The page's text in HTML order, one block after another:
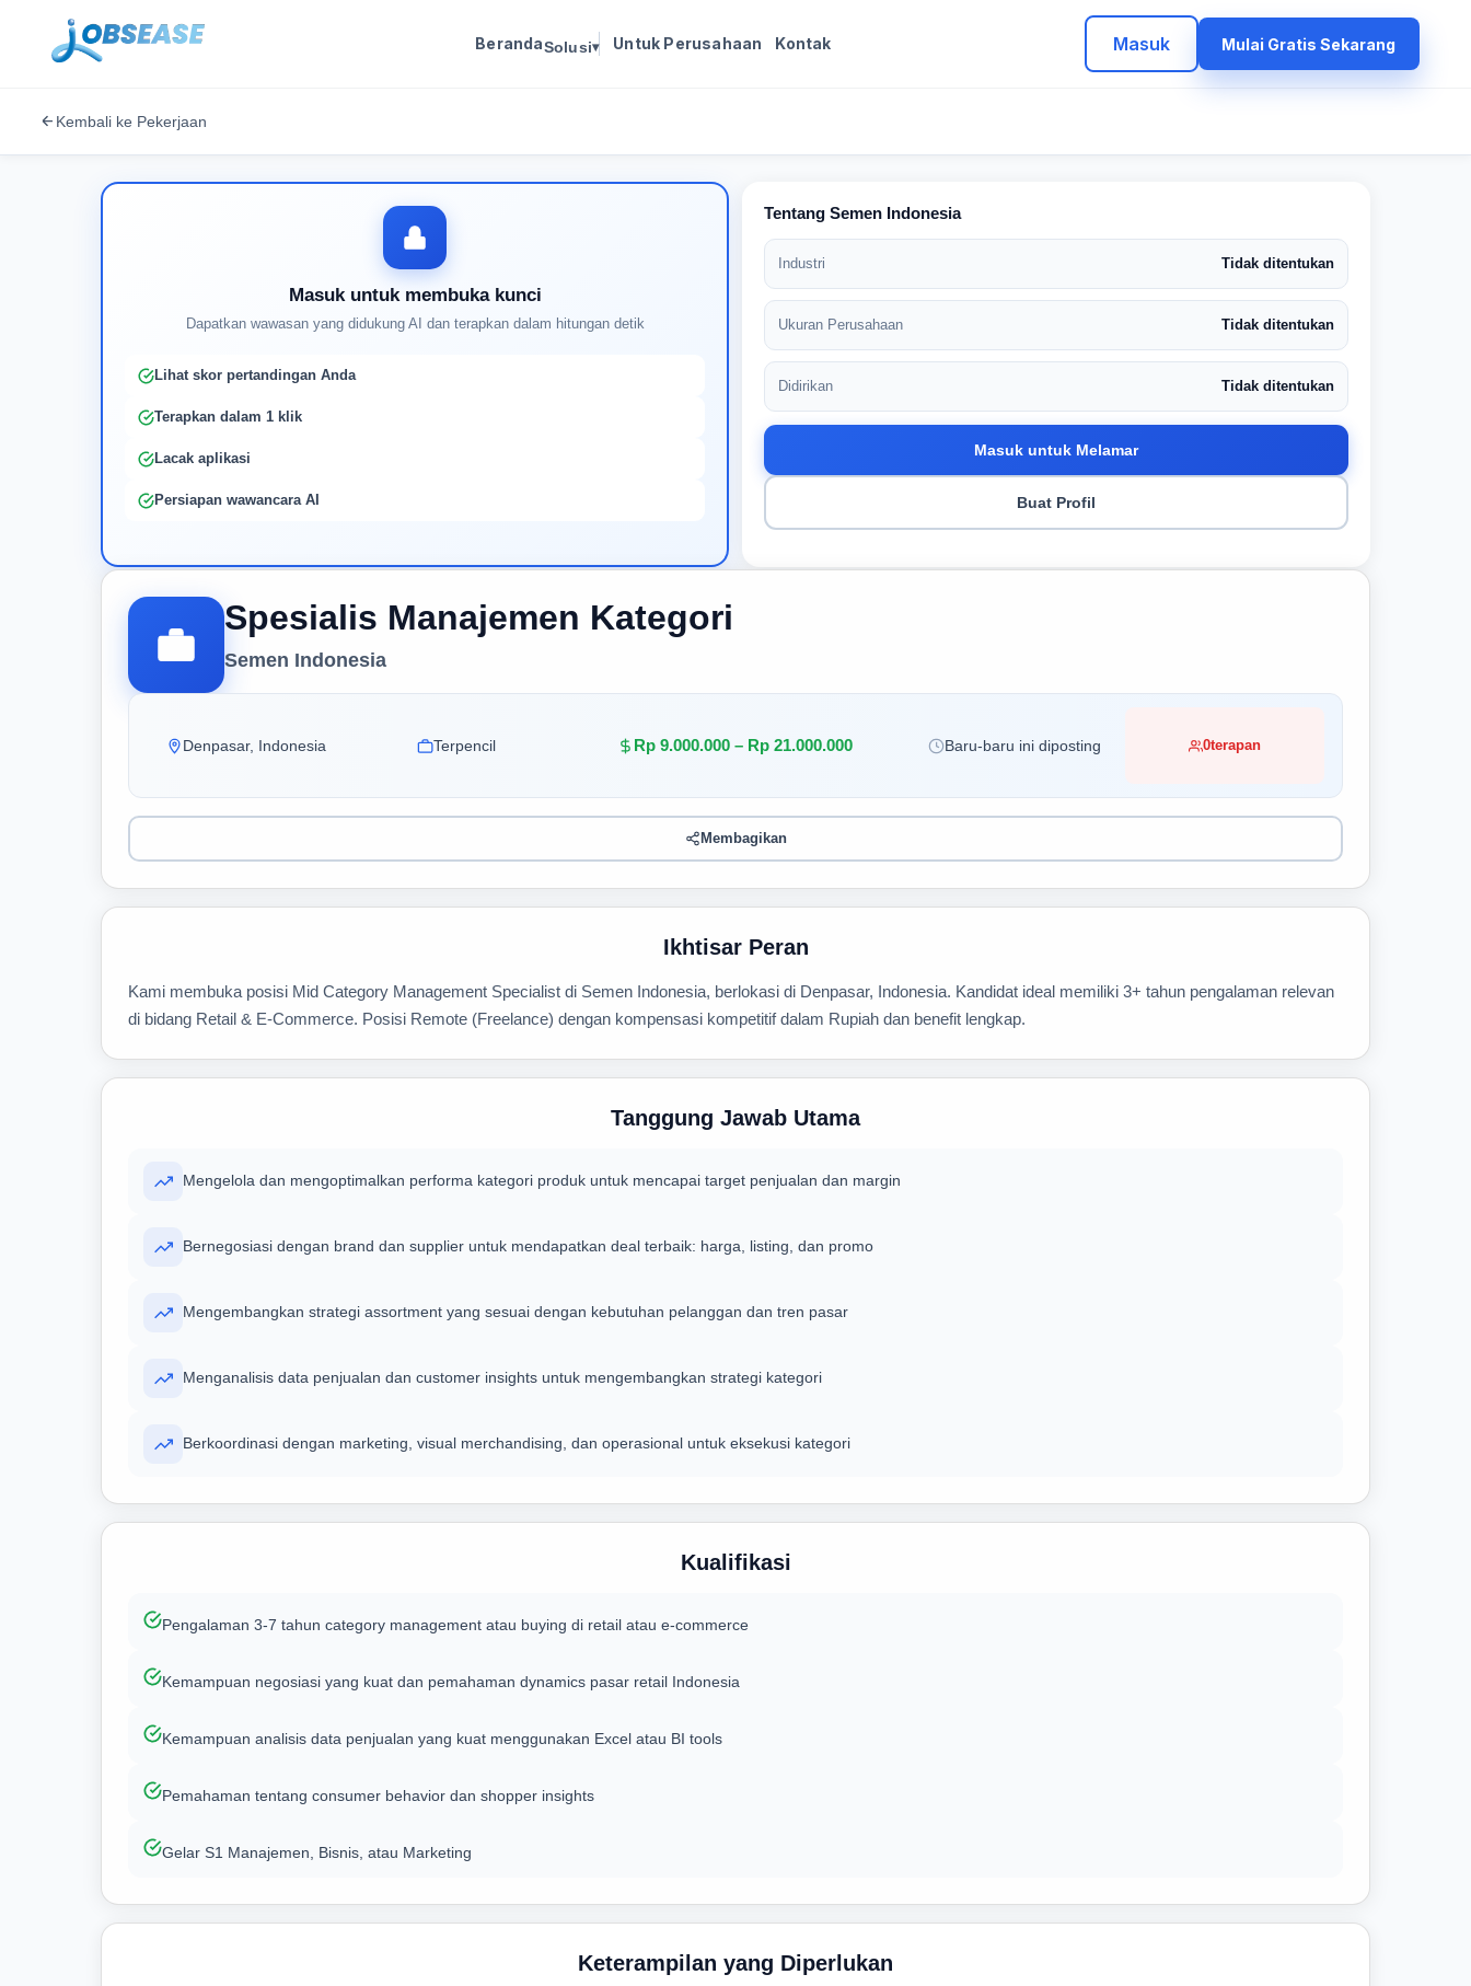
BerandaSolusi▾ Untuk Perusahaan Kontak Masuk Mulai Gratis Sekarang
Kembali ke Pekerjaan
Spesialis Manajemen Kategori
Semen Indonesia
Denpasar, Indonesia Terpencil Rp 9.000.000 – Rp 21.000.000 Baru-baru ini diposting 0terapan
Membagikan
Ikhtisar Peran
Kami membuka posisi Mid Category Management Specialist di Semen Indonesia, berlokasi di Denpasar, Indonesia. Kandidat ideal memiliki 3+ tahun pengalaman relevan
di bidang Retail & E-Commerce. Posisi Remote (Freelance) dengan kompensasi kompetitif dalam Rupiah dan benefit lengkap.
Tanggung Jawab Utama
Mengelola dan mengoptimalkan performa kategori produk untuk mencapai target penjualan dan margin
Bernegosiasi dengan brand dan supplier untuk mendapatkan deal terbaik: harga, listing, dan promo
Mengembangkan strategi assortment yang sesuai dengan kebutuhan pelanggan dan tren pasar
Menganalisis data penjualan dan customer insights untuk mengembangkan strategi kategori
Berkoordinasi dengan marketing, visual merchandising, dan operasional untuk eksekusi kategori
Kualifikasi
Pengalaman 3-7 tahun category management atau buying di retail atau e-commerce
Kemampuan negosiasi yang kuat dan pemahaman dynamics pasar retail Indonesia
Kemampuan analisis data penjualan yang kuat menggunakan Excel atau BI tools
Pemahaman tentang consumer behavior dan shopper insights
Gelar S1 Manajemen, Bisnis, atau Marketing
Keterampilan yang Diperlukan
Masuk untuk membuka kunci
Dapatkan wawasan yang didukung AI dan terapkan dalam hitungan detik
Lihat skor pertandingan Anda
Terapkan dalam 1 klik
Lacak aplikasi
Persiapan wawancara AI
Tentang Semen Indonesia
Industri Tidak ditentukan
Ukuran Perusahaan Tidak ditentukan
Didirikan Tidak ditentukan
Masuk untuk Melamar
Buat Profil